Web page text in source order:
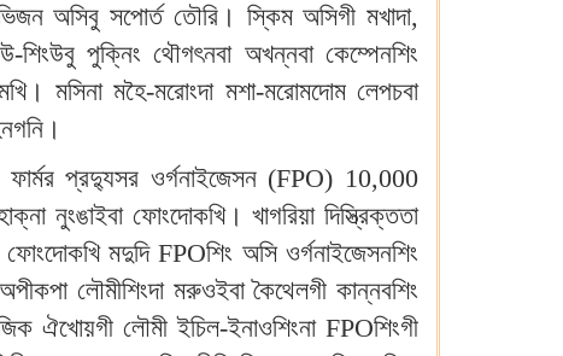
অসিবু সপোর্ত তৌরি। স্কিম অসিগী মখাদা,
পুক্নিং থৌগৎনবা অখন্নবা কেম্পেনশিং
মসিনা মহৈ-মরোংদা মশা-মরোমদোম লেপচবা
ফার্মর প্রদ্যুসর ওর্গনাইজেসন (FPO) 10,000
নুংঙাইবা ফোংদোকখি। খাগরিয়া দিস্ত্রিক্ততা
মদুদি FPOশিং অসি ওর্গনাইজেসনশিং
লৌমীশিংদা মরুওইবা কৈথেলগী কান্নবশিং
ঐখোয়গী লৌমী ইচিল-ইনাওশিংনা FPOশিংগী